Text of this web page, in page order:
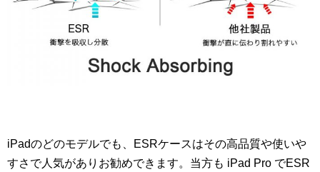
iPadのどのモデルでも、ESRケースはその高品質や使いや
すさで人気がありお勧めできます。当方も iPad Pro でESR